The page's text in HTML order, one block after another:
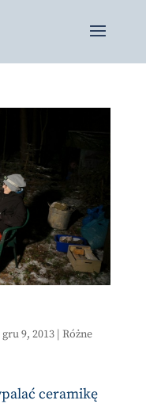
gru 9, 2013| Różne
ceramikę